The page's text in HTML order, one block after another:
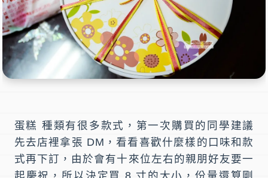
蛋糕 種類有很多款式，第一次購買的同學建議
先去店裡拿張 DM，看看喜歡什麼樣的口味和款
式再下訂，由於會有十來位左右的親朋好友要一
起慶祝，所以決定買 8 寸的大小，份量還算剛